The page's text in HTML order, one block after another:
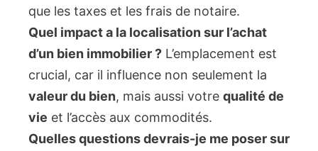
que les taxes et les frais de notaire.
Quel impact a la localisation sur l’achat
d’un bien immobilier ? L’emplacement est
crucial, car il influence non seulement la
valeur du bien, mais aussi votre qualité de
vie et l’accès aux commodités.
Quelles questions devrais-je me poser sur